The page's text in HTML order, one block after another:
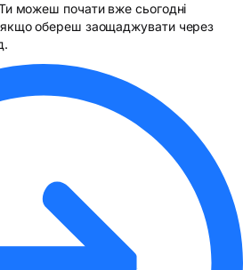
можеш почати вже сьогодні
обереш заощаджувати через